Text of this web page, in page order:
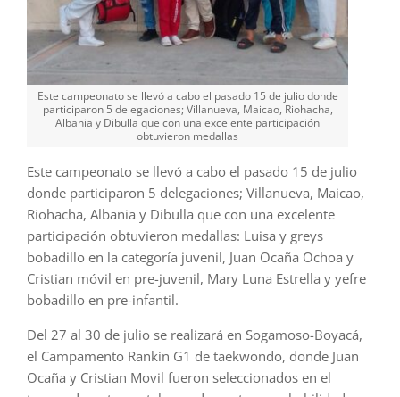
Este campeonato se llevó a cabo el pasado 15 de julio donde
participaron 5 delegaciones; Villanueva, Maicao, Riohacha,
Albania y Dibulla que con una excelente participación
obtuvieron medallas
Este campeonato se llevó a cabo el pasado 15 de julio
donde participaron 5 delegaciones; Villanueva, Maicao,
Riohacha, Albania y Dibulla que con una excelente
participación obtuvieron medallas: Luisa y greys
bobadillo en la categoría juvenil, Juan Ocaña Ochoa y
Cristian móvil en pre-juvenil, Mary Luna Estrella y yefre
bobadillo en pre-infantil.
Del 27 al 30 de julio se realizará en Sogamoso-Boyacá,
el Campamento Rankin G1 de taekwondo, donde Juan
Ocaña y Cristian Movil fueron seleccionados en el